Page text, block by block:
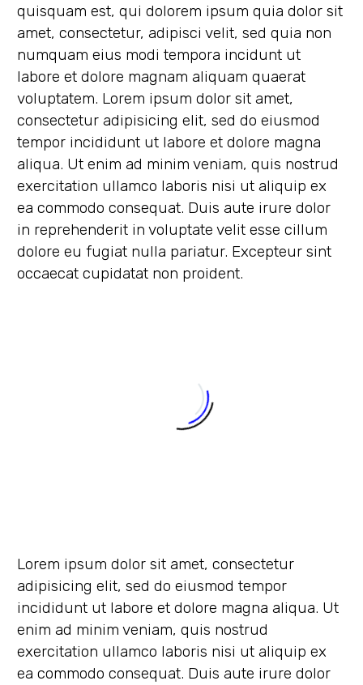
quisquam est, qui dolorem ipsum quia dolor sit
amet, consectetur, adipisci velit, sed quia non
numquam eius modi tempora incidunt ut
labore et dolore magnam aliquam quaerat
voluptatem. Lorem ipsum dolor sit amet,
consectetur adipisicing elit, sed do eiusmod
tempor incididunt ut labore et dolore magna
aliqua. Ut enim ad minim veniam, quis nostrud
exercitation ullamco laboris nisi ut aliquip ex
ea commodo consequat. Duis aute irure dolor
in reprehenderit in voluptate velit esse cillum
dolore eu fugiat nulla pariatur. Excepteur sint
occaecat cupidatat non proident.
Lorem ipsum dolor sit amet, consectetur
adipisicing elit, sed do eiusmod tempor
incididunt ut labore et dolore magna aliqua. Ut
enim ad minim veniam, quis nostrud
exercitation ullamco laboris nisi ut aliquip ex
ea commodo consequat. Duis aute irure dolor